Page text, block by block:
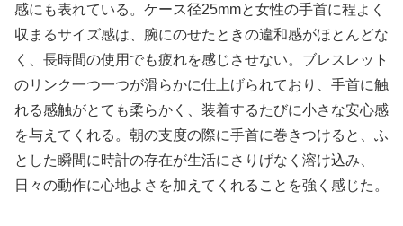
感にも表れている。ケース径25mmと女性の手首に程よく
収まるサイズ感は、腕にのせたときの違和感がほとんどな
く、長時間の使用でも疲れを感じさせない。ブレスレット
のリンク一つ一つが滑らかに仕上げられており、手首に触
れる感触がとても柔らかく、装着するたびに小さな安心感
を与えてくれる。朝の支度の際に手首に巻きつけると、ふ
とした瞬間に時計の存在が生活にさりげなく溶け込み、
日々の動作に心地よさを加えてくれることを強く感じた。